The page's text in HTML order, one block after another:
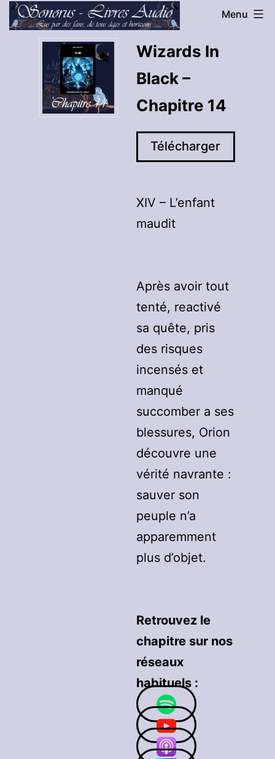
Aller
au
Sonorus
Menu
Wizards In
Black –
Chapitre 14
Télécharger
XIV – L’enfant
maudit
Après avoir tout
tenté, reactivé
sa quête, pris
des risques
incensés et
manqué
succomber a ses
blessures, Orion
découvre une
vérité navrante :
sauver son
peuple n’a
apparemment
plus d’objet.
Retrouvez le
chapitre sur nos
réseaux
habituels :